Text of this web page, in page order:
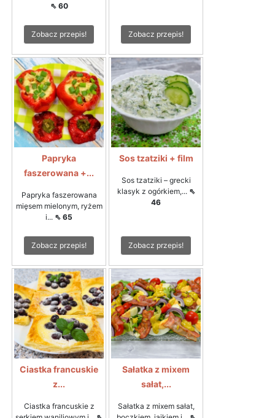
⇖ 60
Zobacz przepis! Zobacz przepis!
Papryka
faszerowana +...
Papryka faszerowana
mięsem mielonym, ryżem
i... ⇖ 65
Zobacz przepis!
Sos tzatziki + film
Sos tzatziki – grecki
klasyk z ogórkiem,... ⇖
46
Zobacz przepis!
Ciastka francuskie
z...
Ciastka francuskie z
Sałatka z mixem
sałat,...
Sałatka z mixem sałat,